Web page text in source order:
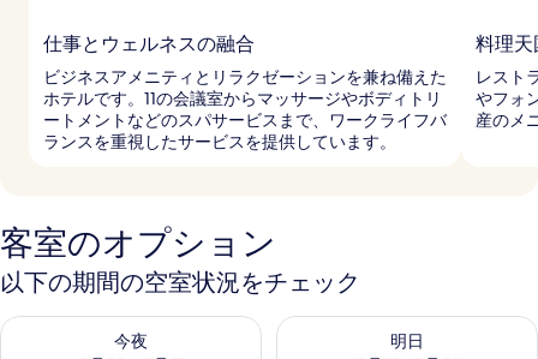
仕事とウェルネスの融合
ビジネスアメニティとリラクゼーションを兼ね備えた
ホテルです。11の会議室からマッサージやボディトリ
ートメントなどのスパサービスまで、ワークライフバ
ランスを重視したサービスを提供しています。
料理天
レスト
やフォ
産のメ
客室のオプション
以下の期間の空室状況をチェック
今夜
今夜 8月 10 - 8月 11 の空室状況をチェック
明日
明日 8月 11 - 8月 12 の空室状